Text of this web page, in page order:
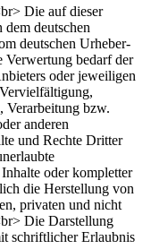
Die auf dieser
deutschen
deutschen Urheber-
Verwertung bedarf der
oder jeweiligen
Verarbeitung bzw.
anderen
und Rechte Dritter
oder kompletter
die Herstellung von
privaten und nicht
Die Darstellung
schriftlicher Erlaubnis